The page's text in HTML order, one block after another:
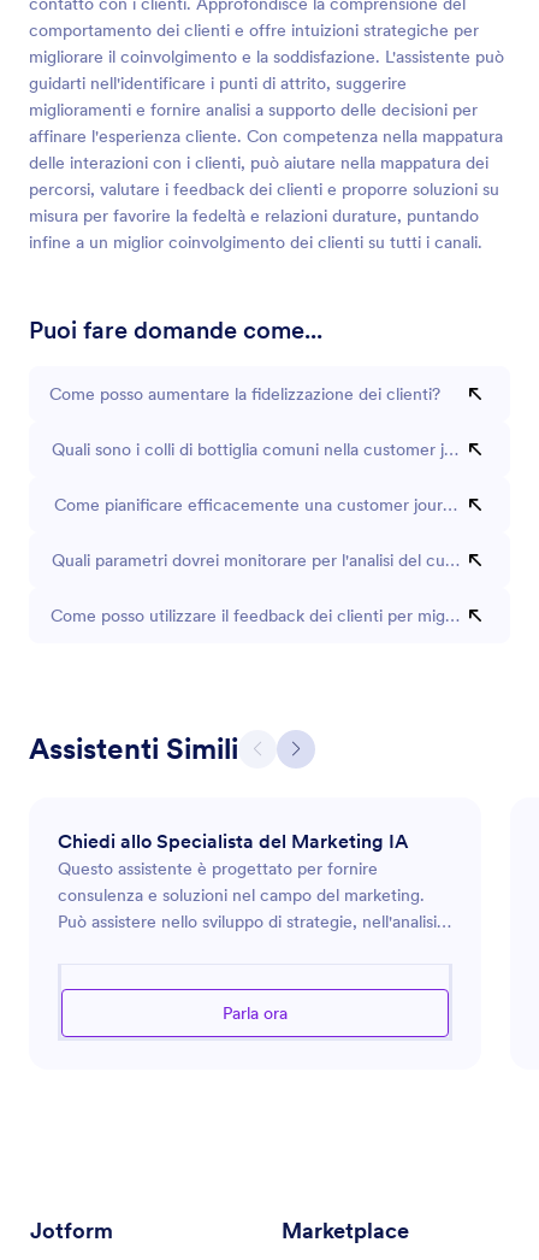
comportamento dei clienti e offre intuizioni strategiche per
migliorare il coinvolgimento e la soddisfazione. L'assistente può
guidarti nell'identificare i punti di attrito, suggerire
miglioramenti e fornire analisi a supporto delle decisioni per
affinare l'esperienza cliente. Con competenza nella mappatura
delle interazioni con i clienti, può aiutare nella mappatura dei
percorsi, valutare i feedback dei clienti e proporre soluzioni su
misura per favorire la fedeltà e relazioni durature, puntando
infine a un miglior coinvolgimento dei clienti su tutti i canali.
Puoi fare domande come...
Come posso aumentare la fidelizzazione dei clienti?
Quali sono i colli di bottiglia comuni nella customer journey?
Come pianificare efficacemente una customer journey?
Quali parametri dovrei monitorare per l'analisi del customer
Come posso utilizzare il feedback dei clienti per migliorare la
Assistenti Simili
Chiedi allo Specialista del Marketing IA
Questo assistente è progettato per fornire
consulenza e soluzioni nel campo del marketing.
Può assistere nello sviluppo di strategie, nell'analisi
nuovo prodotto, cercando di migliorare la presenza
online del tuo marchio o cercando nuovi modi per
Parla ora
Jotform Marketplace